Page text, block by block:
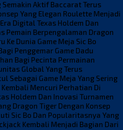
Semakin Aktif Baccarat Terus
Yang Elegan Roulette Menjadi
Digital Texas Holdem Dan
Pemain Berpengalaman Dragon
Ke Dunia Game Meja Sic Bo
Penggemar Game Dadu
Bagi Pecinta Permainan
Global Yang Terus
Sebagai Game Meja Yang Sering
Mencuri Perhatian Di
Holdem Dan Inovasi Turnamen
Dragon Tiger Dengan Konsep
Sic Bo Dan Popularitasnya Yang
Kembali Menjadi Bagian Dari